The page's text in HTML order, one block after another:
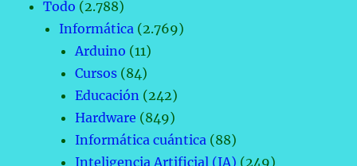
Todo (2.788)
Informática (2.769)
Arduino (11)
Cursos (84)
Educación (242)
Hardware (849)
Informática cuántica (88)
Inteligencia Artificial (IA) (249)